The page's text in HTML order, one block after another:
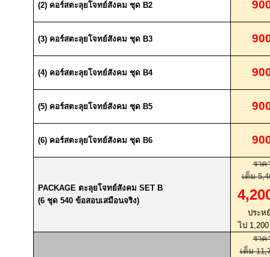
(2) คอร์สตะลุยโจทย์สังคม ชุด B2
(3) คอร์สตะลุยโจทย์สังคม ชุด B3
(4) คอร์สตะลุยโจทย์สังคม ชุด B4
(5) คอร์สตะลุยโจทย์สังคม ชุด B5
(6) คอร์สตะลุยโจทย์สังคม ชุด B6
PACKAGE ตะลุยโจทย์สังคมSET B
(6 ชุด 540ข้อสอบเสมือนจริง)
ราค
เต็ม
ประห
ไป
ราค
เต็ม